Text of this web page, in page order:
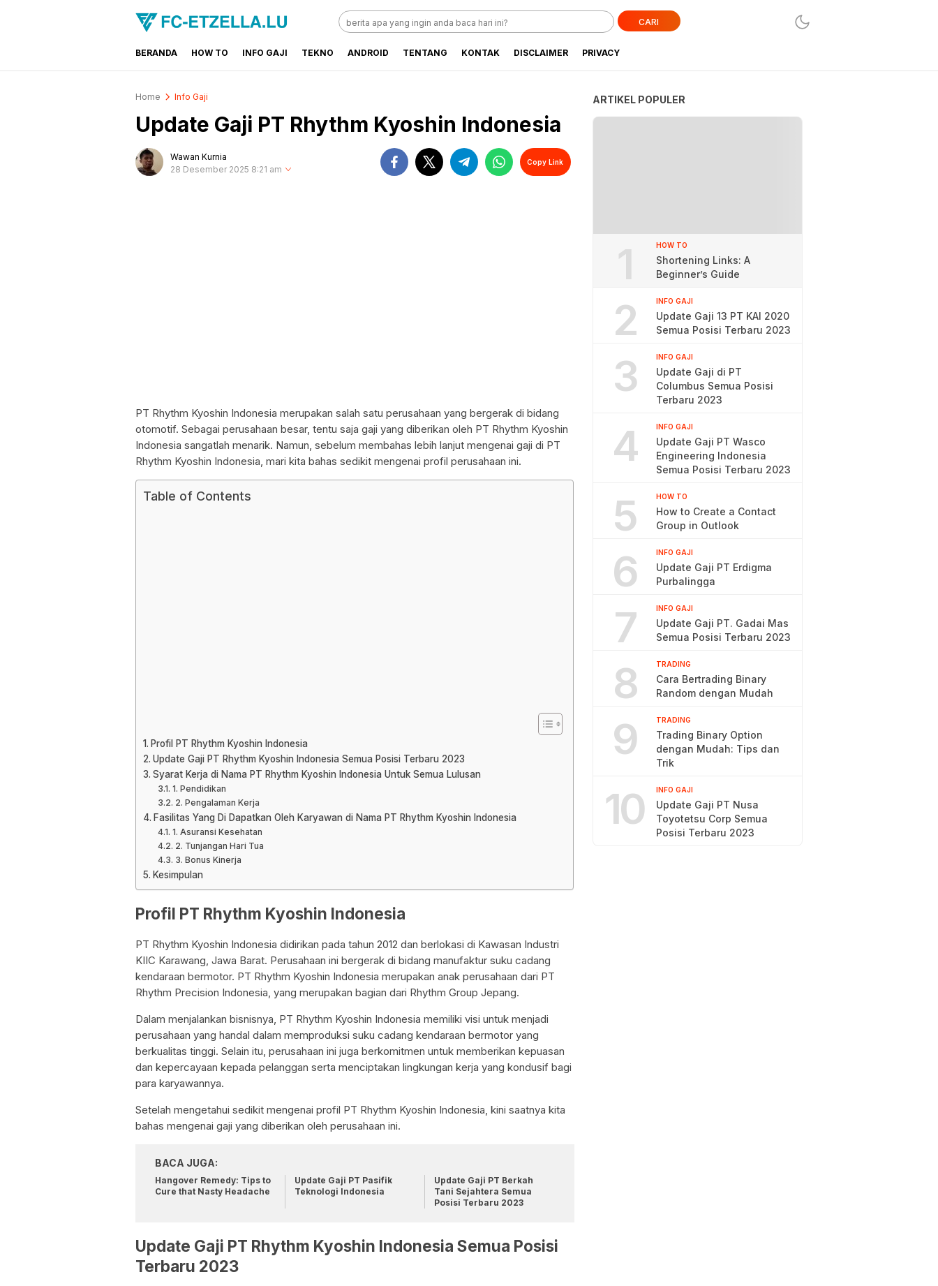
FC-ETZELLA.LU
Share & Learn The World
CARI
BERANDA HOW TO INFO GAJI TEKNO ANDROID TENTANG KONTAK DISCLAIMER PRIVACY
Home Info Gaji
Update Gaji PT Rhythm Kyoshin Indonesia
Wawan Kurnia
28 Desember 2025 8:21 am
Copy Link
PT Rhythm Kyoshin Indonesia merupakan salah satu perusahaan yang bergerak di bidang
otomotif. Sebagai perusahaan besar, tentu saja gaji yang diberikan oleh PT Rhythm Kyoshin
Indonesia sangatlah menarik. Namun, sebelum membahas lebih lanjut mengenai gaji di PT
Rhythm Kyoshin Indonesia, mari kita bahas sedikit mengenai profil perusahaan ini.
Table of Contents
Profil PT Rhythm Kyoshin Indonesia
Update Gaji PT Rhythm Kyoshin Indonesia Semua Posisi Terbaru 2023
Syarat Kerja di Nama PT Rhythm Kyoshin Indonesia Untuk Semua Lulusan
1. Pendidikan
2. Pengalaman Kerja
Fasilitas Yang Di Dapatkan Oleh Karyawan di Nama PT Rhythm Kyoshin Indonesia
1. Asuransi Kesehatan
2. Tunjangan Hari Tua
3. Bonus Kinerja
Kesimpulan
Profil PT Rhythm Kyoshin Indonesia
PT Rhythm Kyoshin Indonesia didirikan pada tahun 2012 dan berlokasi di Kawasan Industri
KIIC Karawang, Jawa Barat. Perusahaan ini bergerak di bidang manufaktur suku cadang
kendaraan bermotor. PT Rhythm Kyoshin Indonesia merupakan anak perusahaan dari PT
Rhythm Precision Indonesia, yang merupakan bagian dari Rhythm Group Jepang.
Dalam menjalankan bisnisnya, PT Rhythm Kyoshin Indonesia memiliki visi untuk menjadi
perusahaan yang handal dalam memproduksi suku cadang kendaraan bermotor yang
berkualitas tinggi. Selain itu, perusahaan ini juga berkomitmen untuk memberikan kepuasan
dan kepercayaan kepada pelanggan serta menciptakan lingkungan kerja yang kondusif bagi
para karyawannya.
Setelah mengetahui sedikit mengenai profil PT Rhythm Kyoshin Indonesia, kini saatnya kita
bahas mengenai gaji yang diberikan oleh perusahaan ini.
BACA JUGA:
Hangover Remedy: Tips to
Cure that Nasty Headache
Update Gaji PT Pasifik
Teknologi Indonesia
Update Gaji PT Berkah
Tani Sejahtera Semua
Posisi Terbaru 2023
Update Gaji PT Rhythm Kyoshin Indonesia Semua Posisi
Terbaru 2023
ARTIKEL POPULER
1 HOW TO
Shortening Links: A
Beginner’s Guide
2 INFO GAJI
Update Gaji 13 PT KAI 2020
Semua Posisi Terbaru 2023
3 INFO GAJI
Update Gaji di PT
Columbus Semua Posisi
Terbaru 2023
4 INFO GAJI
Update Gaji PT Wasco
Engineering Indonesia
Semua Posisi Terbaru 2023
5 HOW TO
How to Create a Contact
Group in Outlook
6 INFO GAJI
Update Gaji PT Erdigma
Purbalingga
7 INFO GAJI
Update Gaji PT. Gadai Mas
Semua Posisi Terbaru 2023
8 TRADING
Cara Bertrading Binary
Random dengan Mudah
9 TRADING
Trading Binary Option
dengan Mudah: Tips dan
Trik
10 INFO GAJI
Update Gaji PT Nusa
Toyotetsu Corp Semua
Posisi Terbaru 2023